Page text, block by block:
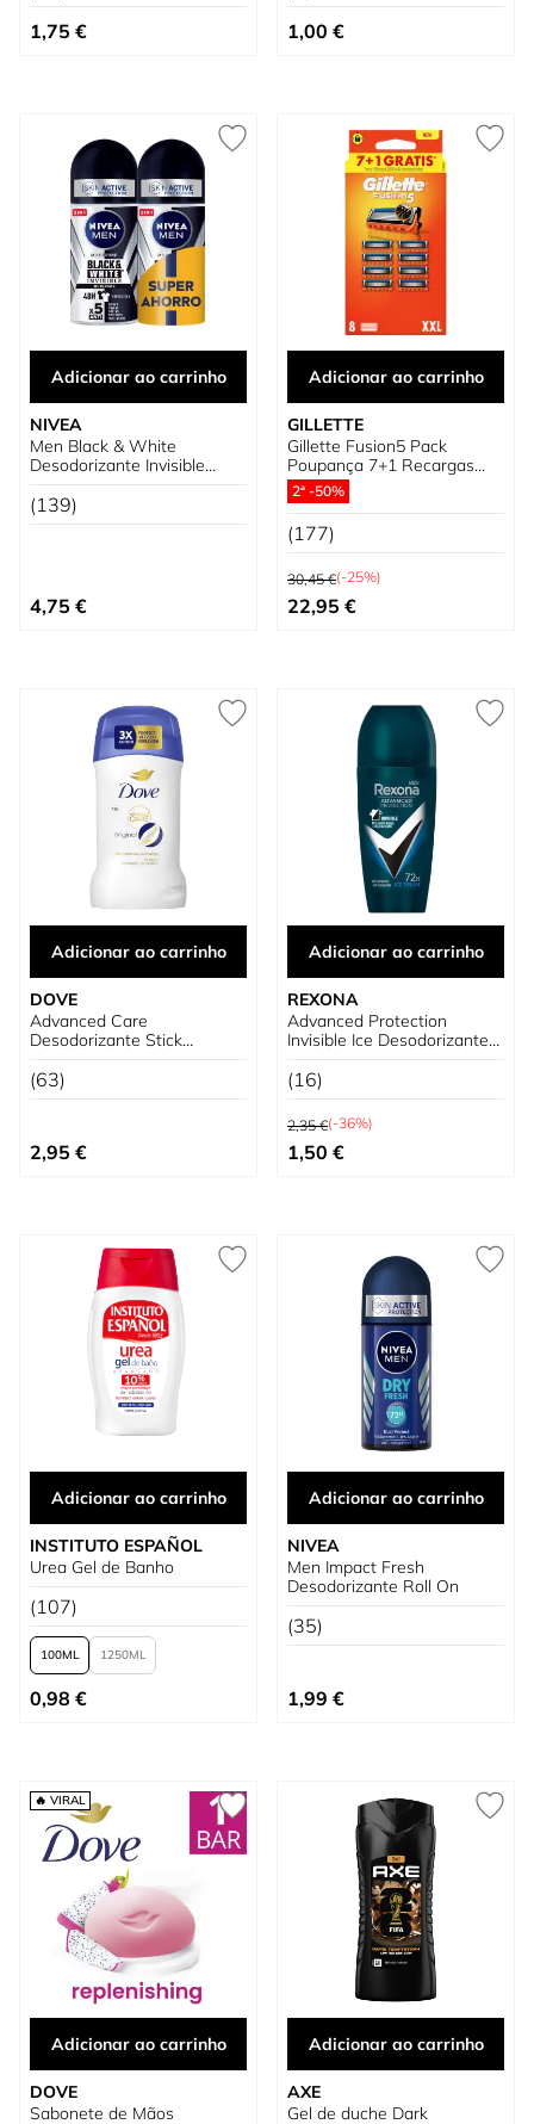
1,75 €
1,00 €
Adicionar ao carrinho
NIVEA
Men Black & White
Desodorizante Invisible
Original Duplo Poupança
(139)
4,75 €
Adicionar ao carrinho
GILLETTE
Gillette Fusion5 Pack
Poupança 7+1 Recargas
para Máquinas de Barbear
2ª -50%
(177)
Preço Normal
30,45 €(-25%)
Preço Especial
22,95 €
Adicionar ao carrinho
DOVE
Advanced Care
Desodorizante Stick
Antitranspirante Original
72h
(63)
2,95 €
Adicionar ao carrinho
REXONA
Advanced Protection
Invisible Ice Desodorizante
Roll-On Men
(16)
Preço Normal
2,35 €(-36%)
Preço Especial
1,50 €
Adicionar ao carrinho
INSTITUTO ESPAÑOL
Urea Gel de Banho
(107)
100 1250
Tão baixo quanto
0,98 €
Adicionar ao carrinho
NIVEA
Men Impact Fresh
Desodorizante Roll On
(35)
1,99 €
🔥 VIRAL
Adicionar ao carrinho
DOVE
Sabonete de Mãos
Adicionar ao carrinho
AXE
Gel de duche Dark